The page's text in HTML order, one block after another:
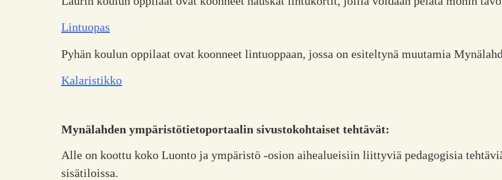
Lintuopas
Pyhän koulun oppilaat ovat koonneet lintuoppaan, jossa on esiteltynä muutamia
Kalaristikko
Mynälahden ympäristötietoportaalin sivustokohtaiset tehtävät:
Alle on koottu koko Luonto ja ympäristö -osion aihealueisiin liittyviä pedagogisia
sisätiloissa.